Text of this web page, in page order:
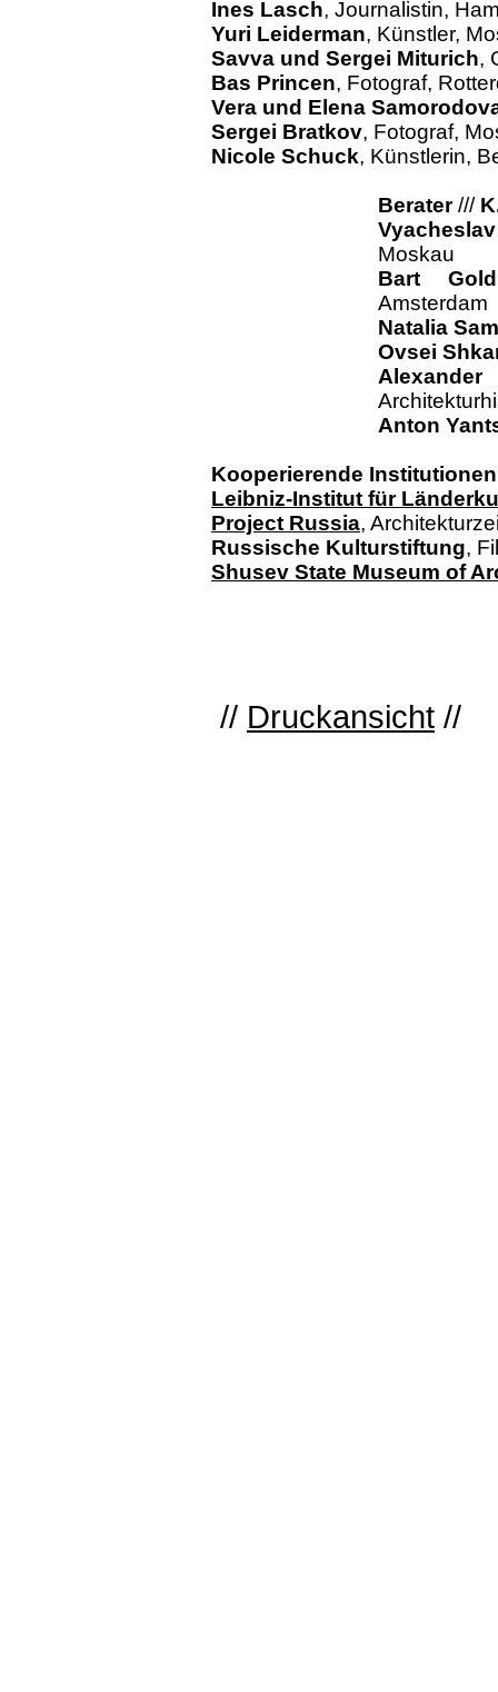
Ines Lasch, Journalistin,
Yuri Leiderman, Künstler,
Savva und Sergei Miturich,
Bas Princen, Fotograf,
Vera und Elena
Sergei Bratkov, Fotograf,
Nicole Schuck, Künstlerin,
Berater///
Moskau
Bart
Amsterdam
Natalia
Ovsei
Anton
Kooperierende Institutionen
Leibniz-Institut für
Project Russia,
Russische Kulturstiftung,
Shusev State Museum of
// Druckansicht //